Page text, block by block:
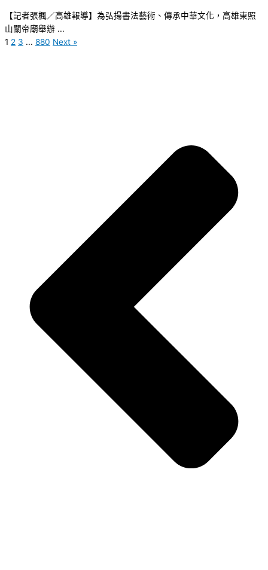
【記者張楓／高雄報導】為弘揚書法藝術、傳承中華文化，高雄東照
山關帝廟舉辦 ...
1 2 3 ... 880 Next »